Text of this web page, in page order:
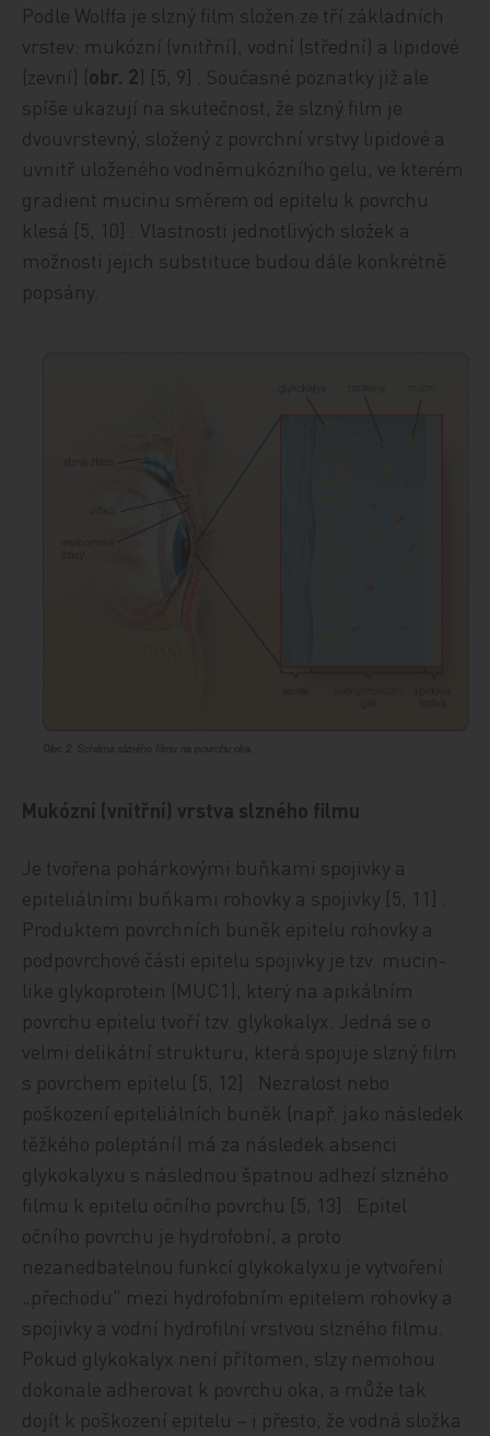
Podle Wolffa je slzný film složen ze tří základních
vrstev: mukózní (vnitřní), vodní (střední) a lipidové
(zevní) (obr. 2) [5, 9] . Současné poznatky již ale
spíše ukazují na skutečnost, že slzný film je
dvouvrstevný, složený z povrchní vrstvy lipidové a
uvnitř uloženého vodněmukózního gelu, ve kterém
gradient mucinu směrem od epitelu k povrchu
klesá [5, 10] . Vlastnosti jednotlivých složek a
možnosti jejich substituce budou dále konkrétně
popsány.
Mukózní (vnitřní) vrstva slzného filmu
Je tvořena pohárkovými buňkami spojivky a
epiteliálními buňkami rohovky a spojivky [5, 11] .
Produktem povrchních buněk epitelu rohovky a
podpovrchové části epitelu spojivky je tzv. mucin-
like glykoprotein (MUC1), který na apikálním
povrchu epitelu tvoří tzv. glykokalyx. Jedná se o
velmi delikátní strukturu, která spojuje slzný film
s povrchem epitelu [5, 12] . Nezralost nebo
poškození epiteliálních buněk (např. jako následek
těžkého poleptání) má za následek absenci
glykokalyxu s následnou špatnou adhezí slzného
filmu k epitelu očního povrchu [5, 13] . Epitel
očního povrchu je hydrofobní, a proto
nezanedbatelnou funkcí glykokalyxu je vytvoření
„přechodu" mezi hydrofobním epitelem rohovky a
spojivky a vodní hydrofilní vrstvou slzného filmu.
Pokud glykokalyx není přítomen, slzy nemohou
dokonale adherovat k povrchu oka, a může tak
dojít k poškození epitelu – i přesto, že vodná složka